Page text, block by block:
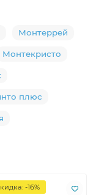
Монтеррей
Монтекристо
плюс
-16%